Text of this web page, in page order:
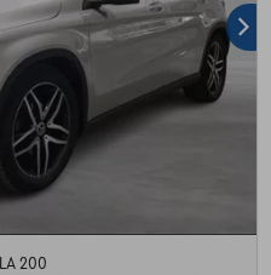
200